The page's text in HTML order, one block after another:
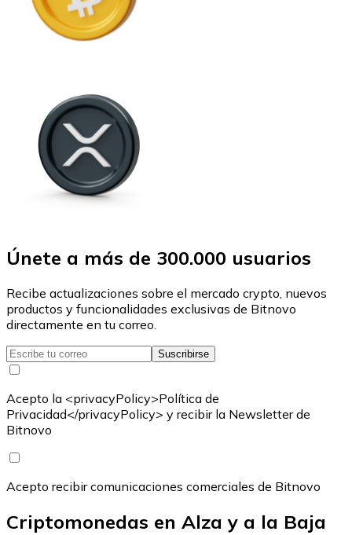
Únete a más de 300.000 usuarios
Recibe actualizaciones sobre el mercado crypto, nuevos
productos y funcionalidades exclusivas de Bitnovo
directamente en tu correo.
Suscribirse
Acepto la <privacyPolicy>Política de
Privacidad</privacyPolicy> y recibir la Newsletter de
Bitnovo
Acepto recibir comunicaciones comerciales de Bitnovo
Criptomonedas en Alza y a la Baja